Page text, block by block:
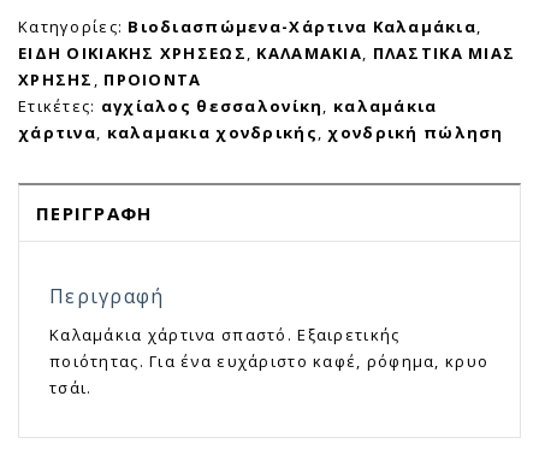
Κατηγορίες: Βιοδιασπώμενα-Χάρτινα Καλαμάκια,
ΕΙΔΗ ΟΙΚΙΑΚΗΣ ΧΡΗΣΕΩΣ, ΚΑΛΑΜΑΚΙΑ, ΠΛΑΣΤΙΚΑ ΜΙΑΣ
ΧΡΗΣΗΣ , ΠΡΟΙΟΝΤΑ
Ετικέτες: αγχίαλος θεσσαλονίκη, καλαμάκια
χάρτινα, καλαμακια χονδρικής, χονδρική πώληση
ΠΕΡΙΓΡΑΦΉ
Περιγραφή
Καλαμάκια χάρτινα σπαστό. Εξαιρετικής
ποιότητας. Για ένα ευχάριστο καφέ, ρόφημα, κρυο
τσάι.